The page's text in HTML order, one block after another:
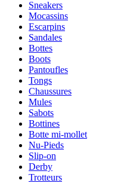
Sneakers
Mocassins
Escarpins
Sandales
Bottes
Boots
Pantoufles
Tongs
Chaussures
Mules
Sabots
Bottines
Botte mi-mollet
Nu-Pieds
Slip-on
Derby
Trotteurs